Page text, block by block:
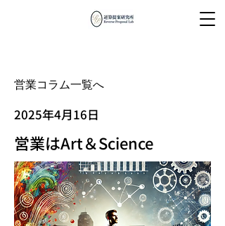
営業コラム一覧へ
2025年4月16日
営業はArt＆Science